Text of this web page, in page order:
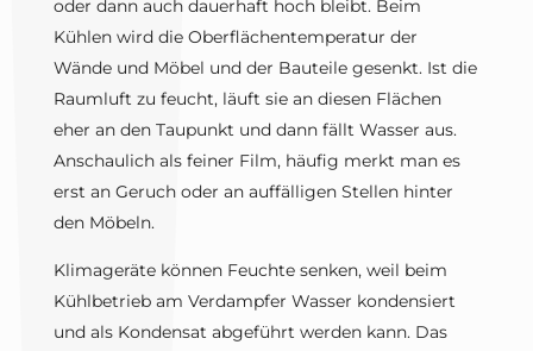
oder dann auch dauerhaft hoch bleibt. Beim
Kühlen wird die Oberflächentemperatur der
Wände und Möbel und der Bauteile gesenkt. Ist die
Raumluft zu feucht, läuft sie an diesen Flächen
eher an den Taupunkt und dann fällt Wasser aus.
Anschaulich als feiner Film, häufig merkt man es
erst an Geruch oder an auffälligen Stellen hinter
den Möbeln.
Klimageräte können Feuchte senken, weil beim
Kühlbetrieb am Verdampfer Wasser kondensiert
und als Kondensat abgeführt werden kann. Das